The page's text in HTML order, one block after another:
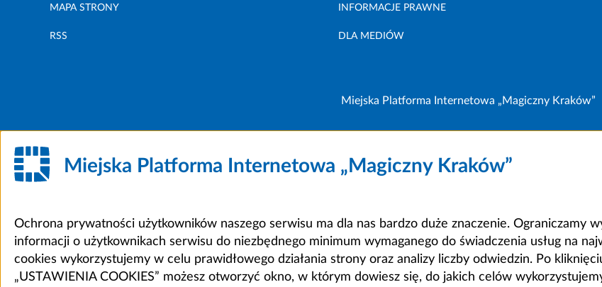
MAPA STRONY INFORMACJE PRAWNE
RSS DLA MEDIÓW
Miejska Platforma Internetowa „Magiczny Kraków”
Miejska Platforma Internetowa „Magiczny Kraków”
Ochrona prywatności użytkowników naszego serwisu ma dla nas bardzo duże znaczenie. Ograniczamy
informacji o użytkownikach serwisu do niezbędnego minimum wymaganego do świadczenia usług na
cookies wykorzystujemy w celu prawidłowego działania strony oraz analizy liczby odwiedzin. Po
„USTAWIENIA COOKIES” możesz otworzyć okno, w którym dowiesz się, do jakich celów